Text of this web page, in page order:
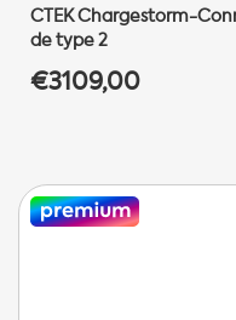
CTEK Chargestorm-
de type 2
€3109,00